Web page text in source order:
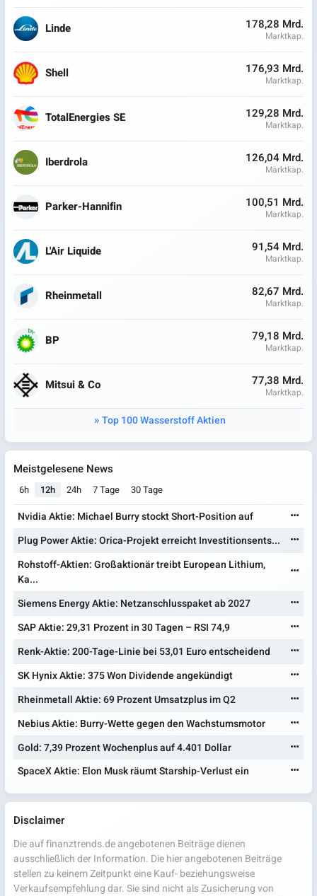
Linde 178,28 Mrd.
Marktkap.
Shell 176,93 Mrd.
Marktkap.
TotalEnergies SE 129,28 Mrd.
Marktkap.
Iberdrola 126,04 Mrd.
Marktkap.
Parker-Hannifin 100,51 Mrd.
Marktkap.
L'Air Liquide 91,54 Mrd.
Marktkap.
Rheinmetall 82,67 Mrd.
Marktkap.
BP 79,18 Mrd.
Marktkap.
Mitsui & Co 77,38 Mrd.
Marktkap.
Top 100 Wasserstoff Aktien
Meistgelesene News
6h 12h 24h 7 Tage 30 Tage
Nvidia Aktie: Michael Burry stockt Short-Position auf
Plug Power Aktie: Orica-Projekt erreicht Investitionsents...
Rohstoff-Aktien: Großaktionär treibt European Lithium,
Ka...
Siemens Energy Aktie: Netzanschlusspaket ab 2027
SAP Aktie: 29,31 Prozent in 30 Tagen – RSI 74,9
Renk-Aktie: 200-Tage-Linie bei 53,01 Euro entscheidend
SK Hynix Aktie: 375 Won Dividende angekündigt
Rheinmetall Aktie: 69 Prozent Umsatzplus im Q2
Nebius Aktie: Burry-Wette gegen den Wachstumsmotor
Gold: 7,39 Prozent Wochenplus auf 4.401 Dollar
SpaceX Aktie: Elon Musk räumt Starship-Verlust ein
Disclaimer
Die auf finanztrends.de angebotenen Beiträge dienen
ausschließlich der Information. Die hier angebotenen Beiträge
stellen zu keinem Zeitpunkt eine Kauf- beziehungsweise
Verkaufsempfehlung dar. Sie sind nicht als Zusicherung von